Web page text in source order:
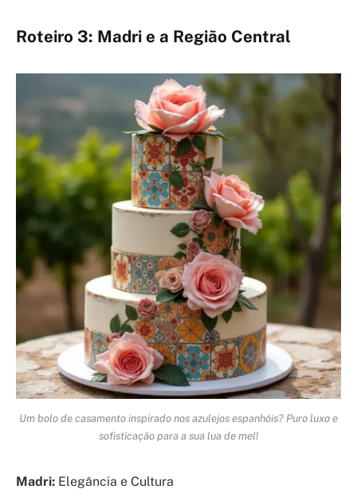
Roteiro 3: Madri e a Região Central
Um bolo de casamento inspirado nos azulejos espanhóis? Puro luxo e
sofisticação para a sua lua de mel!
Madri: Elegância e Cultura